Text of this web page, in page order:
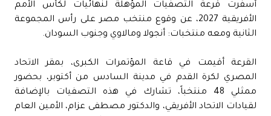
أسفرت قرعة التصفيات المؤهلة لنهائيات لكأس الأمم
الأفريقية 2027، عن وقوع منتخب مصر على رأس المجموعة
الثانية ومعه منتخبات: أنجولا ومالاوي وجنوب السودان.
القرعة أقيمت في قاعة المؤتمرات الكبرى، بمقر الاتحاد
المصري لكرة القدم في مدينة السادس من أكتوبر، بحضور
ممثلي 48 منتخباً، تشارك في هذه التصفيات بالإضافة
لقيادات الاتحاد الأفريقي، والدكتور مصطفى عزام، الأمين العام